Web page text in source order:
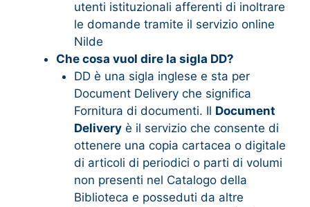
utenti istituzionali afferenti di inoltrare
le domande tramite il servizio online
Nilde
Che cosa vuol dire la sigla DD?
DD è una sigla inglese e sta per
Document Delivery che significa
Fornitura di documenti. Il Document
Deliveryè il servizio che consente di
ottenere una copia cartacea o digitale
di articoli di periodici o parti di volumi
non presenti nel Catalogo della
Biblioteca e posseduti da altre